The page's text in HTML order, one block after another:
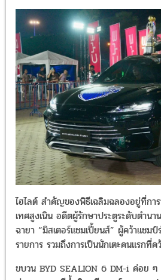
ไฮไลต์ สำคัญของพิธีเฉลิมฉลองอยู่ที่กา
เทศสูงเนิน อดีตผู้รักษาประตูระดับตำนา
ฉายา “มิสเตอร์แชมเปี้ยนส์” ผู้คว้าแชม
รายการ รวมถึงการเป็นนักเตะคนแรก
ขบวน BYD SEALION 6 DM-i ค่อย ๆ